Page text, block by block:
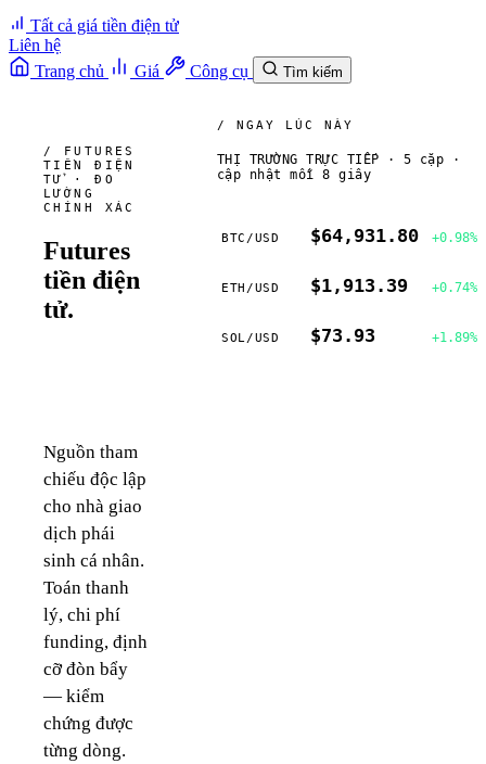
Tất cả giá tiền điện tử
Liên hệ
Trang chủ
Giá Công cụ Tìm kiếm
/ FUTURES
TIỀN ĐIỆN
TỬ · ĐO
LƯỜNG
CHÍNH XÁC
Futures
tiền điện
tử.
Nguồn tham
chiếu độc lập
cho nhà giao
dịch phái
sinh cá nhân.
Toán thanh
lý, chi phí
funding, định
cỡ đòn bẩy
— kiểm
chứng được
từng dòng.
/ NGAY LÚC NÀY
THỊ TRƯỜNG TRỰC TIẾP · 5 cặp ·
cập nhật mỗi 8 giây
BTC /USD $64,931.80 +0.98%
ETH /USD $1,913.39 +0.74%
SOL/USD $73.93 +1.89%